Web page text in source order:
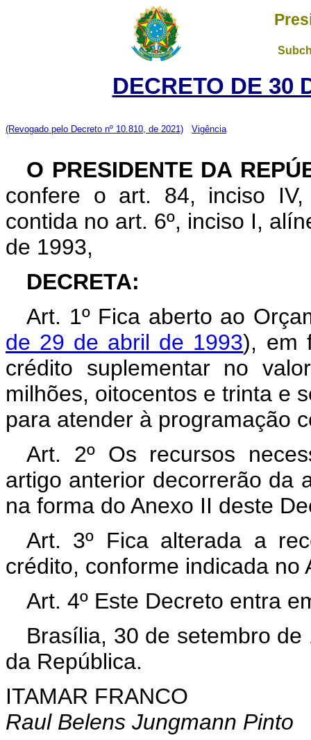
DECRETO DE 30
(Revogado pelo Decreto nº 10.810, de 2021) Vigência
O PRESIDENTE DA
confere o art. 84, inciso
contida no art. 6º, inciso I,
de 1993,
DECRETA:
Art. 1º Fica aberto ao
de 29 de abril de 1993), em
crédito suplementar no
milhões, oitocentos e trinta e
para atender à programação
Art. 2º Os recursos
artigo anterior decorrerão da
na forma do Anexo II deste
Art. 3º Fica alterada a
crédito, conforme indicada no
Art. 4º Este Decreto entra
Brasília, 30 de setembro de
da República.
ITAMAR FRANCO
Raul Belens Jungmann Pinto